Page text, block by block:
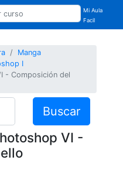
Mi Aula
Facil
Manga
I
- Composición del
Buscar
VI -